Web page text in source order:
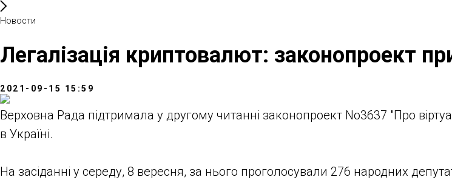
Новости
Легалізація криптовалют: законопроект
2021-09-15 15:59
Верховна Рада підтримала у другому читанні законопроект No3637 "Про
в Україні.
На засіданні у середу, 8 вересня, за нього проголосували 276 народних